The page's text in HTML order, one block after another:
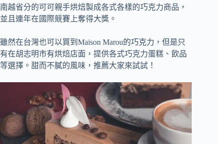
南越省分的可可親手烘焙製成各式各樣的巧克力商品，
並且連年在國際競賽上奪得大獎。
雖然在台灣也可以買到Maison Marou的巧克力，但是只
有在胡志明市有烘焙店面，提供各式巧克力蛋糕、飲品
等選擇。甜而不膩的風味，推薦大家來試試！